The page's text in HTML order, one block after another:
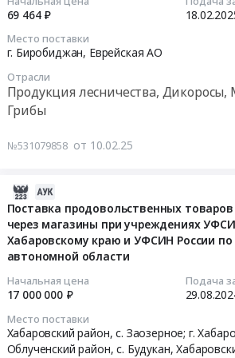
69 464 ₽
Место поставки
г. Биробиджан, Еврейская АО
Отрасли
Продукция лесничества, Дикоросы,
Грибы
№531079858 от 10.02.25
Поставка продовольственных
через магазины при учреждениях
Хабаровскому краю и УФСИН России по
автономной области
Начальная цена
17 000 000 ₽
Подача
Место поставки
Хабаровский район, с. Заозерное; г. Хабаровск, г. Биробиджан,
Облученский район, с. Будукан,